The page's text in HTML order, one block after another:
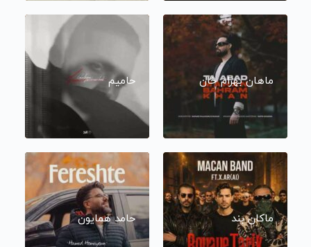
ماهان بهرام خان حامیم
ماکان بند حامد همایون